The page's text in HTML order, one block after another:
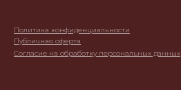
Политика конфиденциальности
Публичная оферта
Согласие на обработку персональных данных